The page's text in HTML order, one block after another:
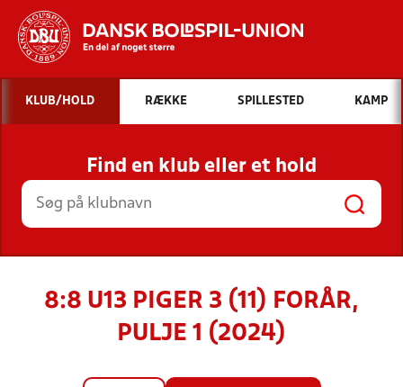
Hvad vil du søge efter?
INDHOLD OG NYHEDER
STILLINGER, RESULTATER, KLUBBER OG
HOLD
KLUB/HOLD RÆKKE SPILLESTED KAMP
Find en klub eller et hold
8:8 U13 PIGER 3 (11) FORÅR,
PULJE 1 (2024)